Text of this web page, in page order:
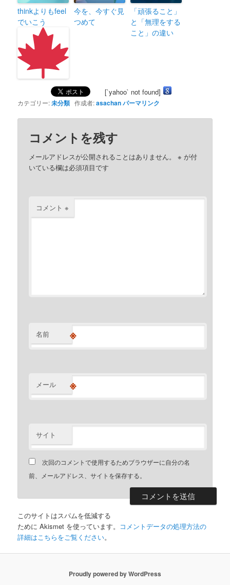
thinkよりもfeel
でいこう
今を、今すぐ見
つめて
「頑張ること」
と「無理をする
こと」の違い
[`yahoo` not found]
カテゴリー:未分類 作成者:asachanパーマリンク
コメントを残す
メールアドレスが公開されることはありません。 ※ が付
いている欄は必須項目です
コメント※
名前 ※
メール ※
サイト
次回のコメントで使用するためブラウザーに自分の名
前、メールアドレス、サイトを保存する。
このサイトはスパムを低減する
ために Akismet を使っています。 コメントデータの処理方法の
詳細はこちらをご覧ください。
Proudly powered by WordPress